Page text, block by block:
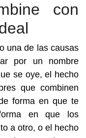
con
una de las causas
por un nombre
se oye, el hecho
que combinen
forma en que te
en que los
a otro, o el hecho